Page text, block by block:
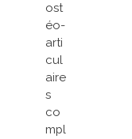
ost
éo-
arti
cul
aire
s
co
mpl